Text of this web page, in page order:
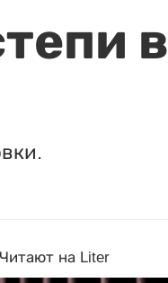
в
Читают на Liter